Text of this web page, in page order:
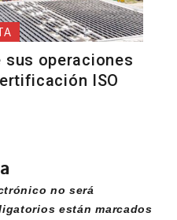
sus operaciones
ISO
no será
están marcados